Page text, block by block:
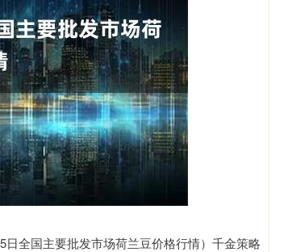
日全国主要批发市场荷兰豆价格行情）千金策略
深证成指